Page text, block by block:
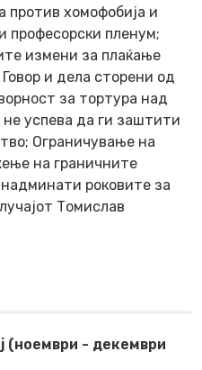
хомофобија и
професорски пленум;
измени за плаќање
и дела сторени од
за тортура над
успева да ги заштити
Ограничување на
на граничните
роковите за
Томислав
(ноември - декември